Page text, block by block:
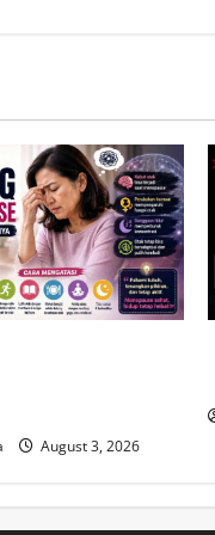
August 3, 2026